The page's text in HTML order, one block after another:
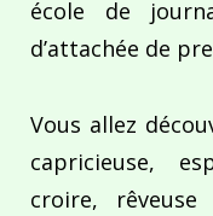
école de
d’attachée de
Vous allez
capricieuse,
croire, rêveuse